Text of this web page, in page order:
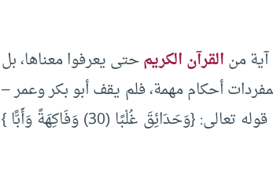
منالقرآن الكريمحتى يعرفوا معناها، بل
أحكام مهمة، فلم يقف أبو بكر وعمر –
رضي الله عنهما- عند معنى الأب في قوله تعالى، الوارد في قوله تعالى: {وَحَدَائِقَ غُلْبًا (30) وَفَاكِهَةً وَأَبًّا }